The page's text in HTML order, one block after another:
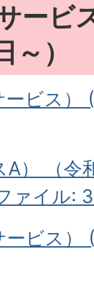
ービ
～）
ビス）
） （令
ァイル:
ビス）